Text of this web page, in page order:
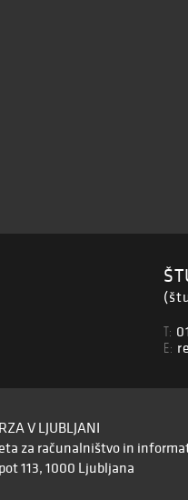
T:
E:
V LJUBLJANI
za računalništvo in
113, 1000 Ljubljana